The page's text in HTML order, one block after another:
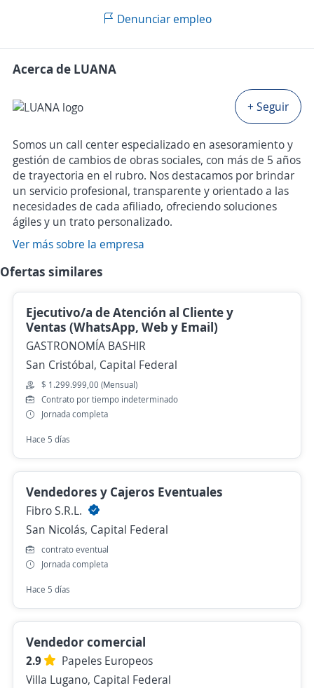
Denunciar empleo
Acerca de LUANA
+ Seguir
Somos un call center especializado en asesoramiento y
gestión de cambios de obras sociales, con más de 5 años
de trayectoria en el rubro. Nos destacamos por brindar
un servicio profesional, transparente y orientado a las
necesidades de cada afiliado, ofreciendo soluciones
ágiles y un trato personalizado.
Ver más sobre la empresa
Ofertas similares
Ejecutivo/a de Atención al Cliente y
Ventas (WhatsApp, Web y Email)
GASTRONOMÍA BASHIR
San Cristóbal, Capital Federal
$ 1.299.999,00 (Mensual)
Contrato por tiempo indeterminado
Jornada completa
Hace 5 días
Vendedores y Cajeros Eventuales
Fibro S.R.L.
San Nicolás, Capital Federal
contrato eventual
Jornada completa
Hace 5 días
Vendedor comercial
2.9
Papeles Europeos
Villa Lugano, Capital Federal